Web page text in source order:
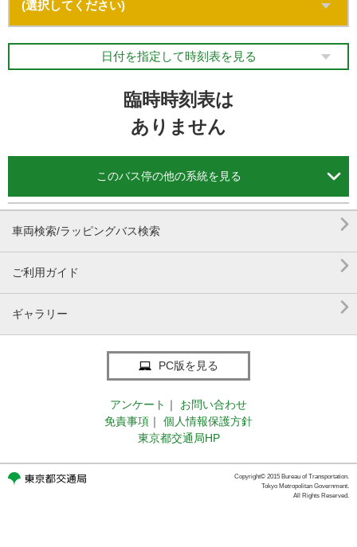
日付を指定して時刻表を見る
臨時時刻表は
ありません
このバス停の他の系統を見る 
車両検索/ラッピングバス検索 
ご利用ガイド 
ギャラリー 
PC版を見る
アンケート ｜
お問い合わせ
免責事項 ｜
個人情報保護方針
東京都交通局HP
Copyright© 2015 Bureau of Transportation.
Tokyo Metropolitan Government.
All Rights Reserved.